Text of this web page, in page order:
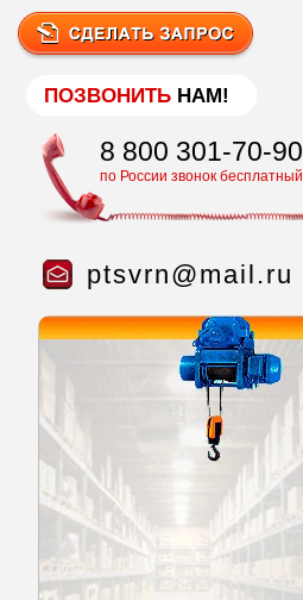
ПОЗВОНИТЬ НАМ!
8 800 301-70-90
по России звонок бесплатный
ptsvrn@mail.ru